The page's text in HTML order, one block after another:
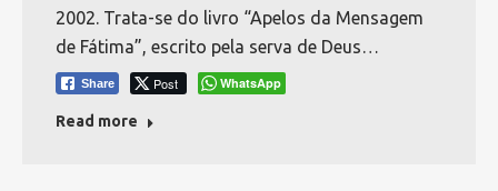
2002. Trata-se do livro “Apelos da Mensagem
de Fátima”, escrito pela serva de Deus…
Share Post WhatsApp
Read more